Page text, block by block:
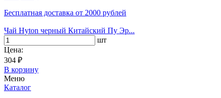
Бесплатная доставка от 2000 рублей
Чай Hyton черный Китайский Пу Эр...
шт
Цена:
304 ₽
В корзину
Меню
Каталог